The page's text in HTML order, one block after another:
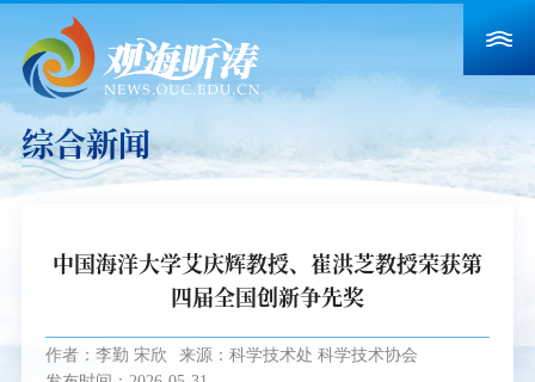
综合新闻
中国海洋大学艾庆辉教授、崔洪芝教授荣获第
四届全国创新争先奖
作者：李勤 宋欣
来源：科学技术处 科学技术协会